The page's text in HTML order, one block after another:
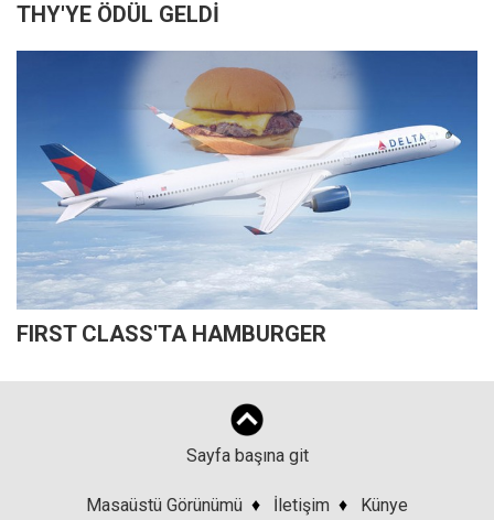
THY'YE ÖDÜL GELDİ
FIRST CLASS'TA HAMBURGER
Sayfa başına git
Masaüstü Görünümü ♦ İletişim ♦ Künye